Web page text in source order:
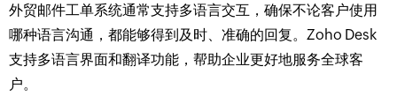
外贸邮件工单系统通常支持多语言交互，确保不论客户使用
哪种语言沟通，都能够得到及时、准确的回复。Zoho Desk
支持多语言界面和翻译功能，帮助企业更好地服务全球客
户。